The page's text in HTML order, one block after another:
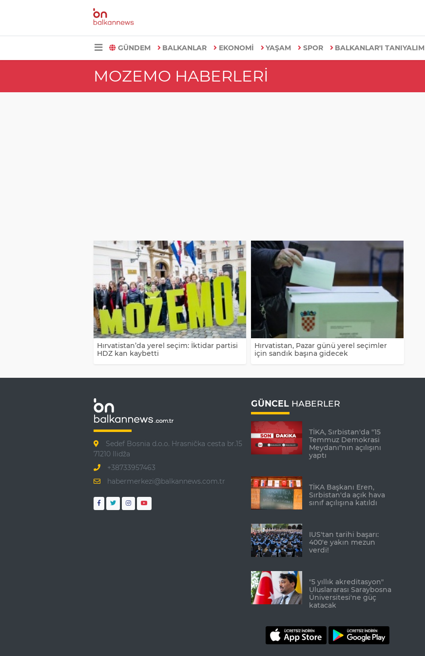
GÜNDEM BALKANLAR EKONOMİ YAŞAM SPOR BALKANLAR'I TANIYALIM
MOZEMO HABERLERI
Hırvatistan’da yerel seçim: İktidar partisi
HDZ kan kaybetti
Hırvatistan, Pazar günü yerel seçimler
için sandık başına gidecek
Sedef Bosnia d.o.o. Hrasnička cesta br.15
71210 Ilidža
+38733957463
habermerkezi@balkannews.com.tr
GÜNCEL HABERLER
TİKA, Sırbistan'da "15
Temmuz Demokrasi
Meydanı"nın açılışını
yaptı
TİKA Başkanı Eren,
Sırbistan'da açık hava
sınıf açılışına katıldı
IUS'tan tarihi başarı:
400'e yakın mezun
verdi!
"5 yıllık akreditasyon"
Uluslararası Saraybosna
Üniversitesi'ne güç
katacak